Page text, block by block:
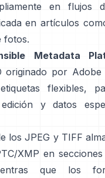
en flujos
en artículos
fotos.
Metadata
originado por Adobe
flexibles,
y datos
los JPEG y TIFF
XMP en secciones
que los